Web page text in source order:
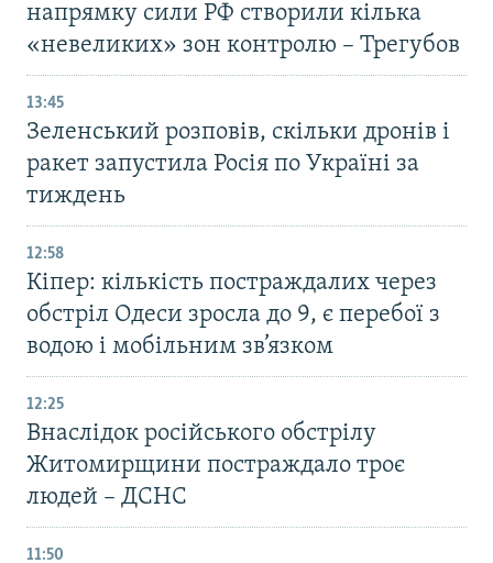
напрямку сили РФ створили кілька
«невеликих» зон контролю – Трегубов
13:45
Зеленський розповів, скільки дронів і
ракет запустила Росія по Україні за
тиждень
12:58
Кіпер: кількість постраждалих через
обстріл Одеси зросла до 9, є перебої з
водою і мобільним зв’язком
12:25
Внаслідок російського обстрілу
Житомирщини постраждало троє
людей – ДСНС
11:50